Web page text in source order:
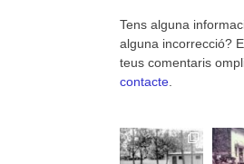
Tens alguna
alguna incorrecció?
teus comentaris
contacte